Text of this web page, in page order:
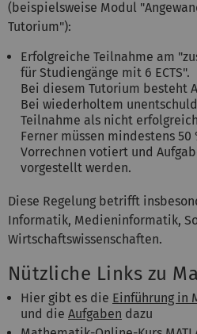
(beispielsweise Modul
Tutorium"):
Erfolgreiche Teilnahme am
für Studiengänge mit 6 ECTS".
Bei diesem Tutorium besteht
Bei wiederholtem
Teilnahme als nicht
Ferner müssen mindestens 50
Vorrechnen votiert und
vorgestellt werden.
Diese Regelung betrifft
Informatik, Medieninformatik,
Wirtschaftswissenschaften.
Nützliche Links zu
Hier gibt es die Einführung in
und die Aufgaben dazu